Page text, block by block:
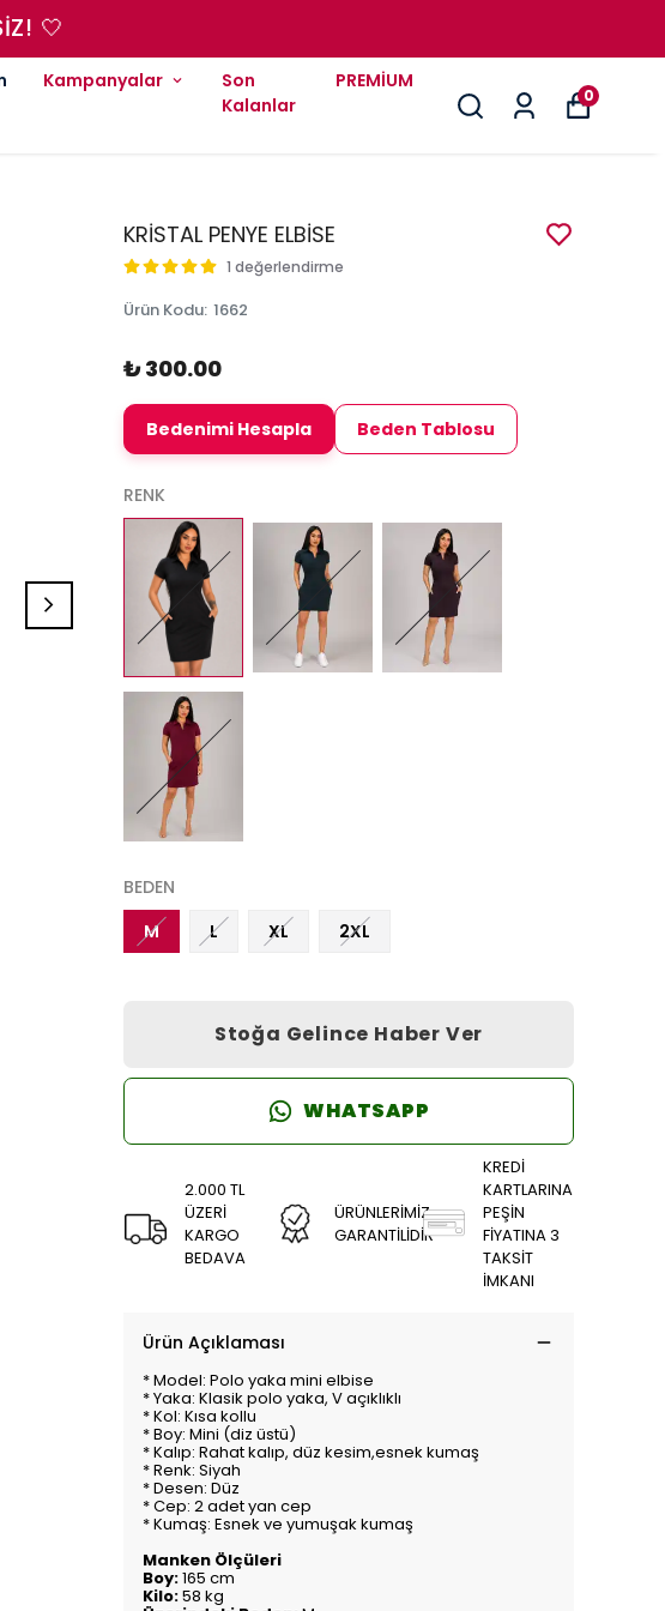
🤍
Kampanyalar
Son
Kalanlar
PREMİUM
0
KRİSTAL PENYE ELBİSE
1 değerlendirme
Ürün Kodu: 1662
₺ 300.00
Bedenimi Hesapla Beden Tablosu
RENK
BEDEN
M
L XL 2XL
Stoğa Gelince Haber Ver
WHATSAPP
2.000 TL
ÜZERİ
KARGO
BEDAVA
ÜRÜNLERİMİZ
GARANTİLİDİR
KREDİ
KARTLARINA
PEŞİN
FİYATINA 3
TAKSİT
İMKANI
Ürün Açıklaması
* Model: Polo yaka mini elbise
* Yaka: Klasik polo yaka, V açıklıklı
* Kol: Kısa kollu
* Boy: Mini (diz üstü)
* Kalıp: Rahat kalıp, düz kesim,esnek kumaş
* Renk: Siyah
* Desen: Düz
* Cep: 2 adet yan cep
* Kumaş: Esnek ve yumuşak kumaş
Manken Ölçüleri
Boy:165 cm
Kilo:58 kg